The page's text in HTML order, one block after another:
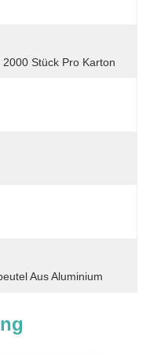
Stück Pro Karton
Aus Aluminium